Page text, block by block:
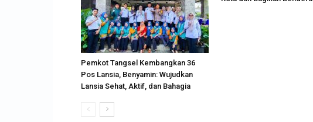
Pemkot Tangsel Kembangkan 36
Pos Lansia, Benyamin: Wujudkan
Lansia Sehat, Aktif, dan Bahagia